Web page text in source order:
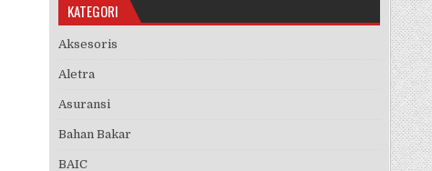
KATEGORI
Aksesoris
Aletra
Asuransi
Bahan Bakar
BAIC